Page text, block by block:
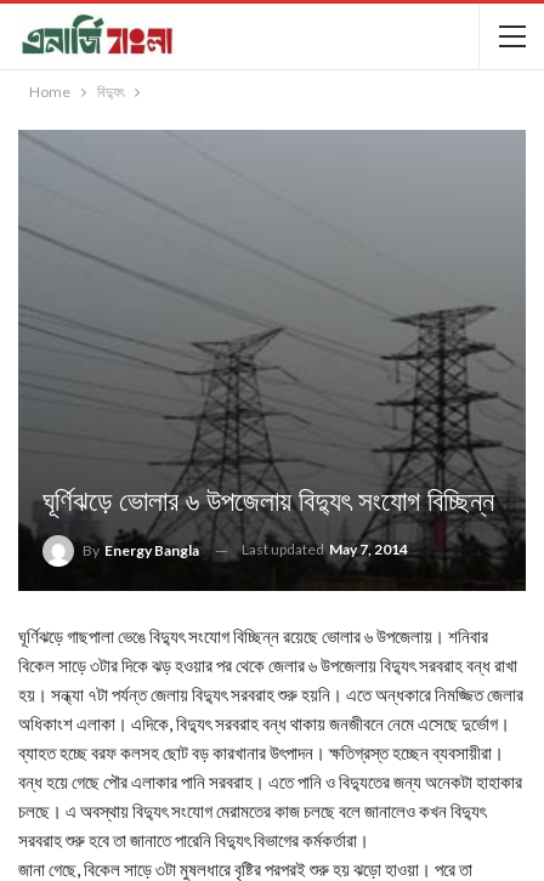
Home বিদ্যুৎ
ঘূর্ণিঝড়ে ভোলার ৬ উপজেলায় বিদ্যুৎ সংযোগ বিচ্ছিন্ন
By Energy Bangla Last updated May 7, 2014
ঘূর্ণিঝড়ে গাছপালা ভেঙে বিদ্যুৎ সংযোগ বিচ্ছিন্ন রয়েছে ভোলার ৬ উপজেলায়। শনিবার
বিকেল সাড়ে ৩টার দিকে ঝড় হওয়ার পর থেকে জেলার ৬ উপজেলায় বিদ্যুৎ সরবরাহ বন্ধ রাখা
হয়। সন্ধ্যা ৭টা পর্যন্ত জেলায় বিদ্যুৎ সরবরাহ শুরু হয়নি। এতে অন্ধকারে নিমজ্জিত জেলার
অধিকাংশ এলাকা। এদিকে, বিদ্যুৎ সরবরাহ বন্ধ থাকায় জনজীবনে নেমে এসেছে দুর্ভোগ।
ব্যাহত হচ্ছে বরফ কলসহ ছোট বড় কারখানার উৎপাদন। ক্ষতিগ্রস্ত হচ্ছেন ব্যবসায়ীরা।
বন্ধ হয়ে গেছে পৌর এলাকার পানি সরবরাহ। এতে পানি ও বিদ্যুতের জন্য অনেকটা হাহাকার
চলছে। এ অবস্থায় বিদ্যুৎ সংযোগ মেরামতের কাজ চলছে বলে জানালেও কখন বিদ্যুৎ
সরবরাহ শুরু হবে তা জানাতে পারেনি বিদ্যুৎ বিভাগের কর্মকর্তারা।
জানা গেছে, বিকেল সাড়ে ৩টা মুষলধারে বৃষ্টির পরপরই শুরু হয় ঝড়ো হাওয়া। পরে তা